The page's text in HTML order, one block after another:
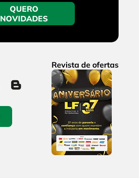
QUERO
NOVIDADES
Revista de ofertas